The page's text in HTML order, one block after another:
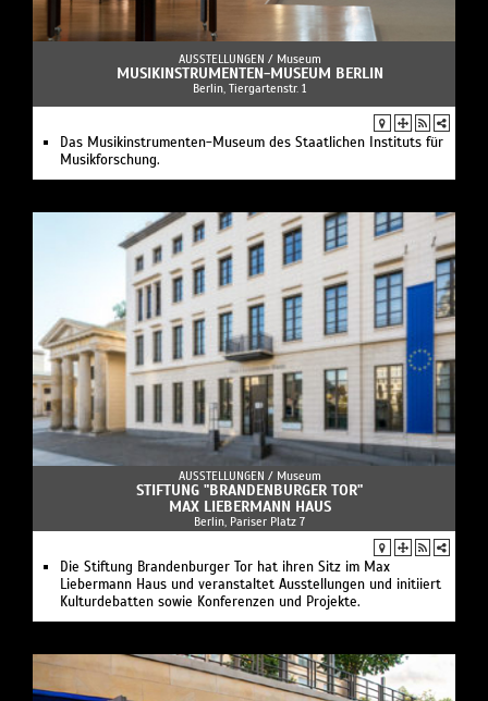
AUSSTELLUNGEN / Museum
MUSIKINSTRUMENTEN-MUSEUM BERLIN
Berlin, Tiergartenstr. 1
Das Musikinstrumenten-Museum des Staatlichen Instituts für
Musikforschung.
AUSSTELLUNGEN / Museum
STIFTUNG "BRANDENBURGER TOR"
MAX LIEBERMANN HAUS
Berlin, Pariser Platz 7
Die Stiftung Brandenburger Tor hat ihren Sitz im Max
Liebermann Haus und veranstaltet Ausstellungen und initiiert
Kulturdebatten sowie Konferenzen und Projekte.